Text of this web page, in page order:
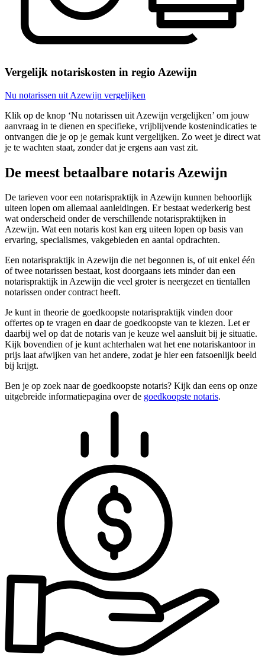
Vergelijk notariskosten in regio Azewijn
Nu notarissen uit Azewijn vergelijken
Klik op de knop ‘Nu notarissen uit Azewijn vergelijken’ om jouw
aanvraag in te dienen en specifieke, vrijblijvende kostenindicaties te
ontvangen die je op je gemak kunt vergelijken. Zo weet je direct wat
je te wachten staat, zonder dat je ergens aan vast zit.
De meest betaalbare notaris Azewijn
De tarieven voor een notarispraktijk in Azewijn kunnen behoorlijk
uiteen lopen om allemaal aanleidingen. Er bestaat wederkerig best
wat onderscheid onder de verschillende notarispraktijken in
Azewijn. Wat een notaris kost kan erg uiteen lopen op basis van
ervaring, specialismes, vakgebieden en aantal opdrachten.
Een notarispraktijk in Azewijn die net begonnen is, of uit enkel één
of twee notarissen bestaat, kost doorgaans iets minder dan een
notarispraktijk in Azewijn die veel groter is neergezet en tientallen
notarissen onder contract heeft.
Je kunt in theorie de goedkoopste notarispraktijk vinden door
offertes op te vragen en daar de goedkoopste van te kiezen. Let er
daarbij wel op dat de notaris van je keuze wel aansluit bij je situatie.
Kijk bovendien of je kunt achterhalen wat het ene notariskantoor in
prijs laat afwijken van het andere, zodat je hier een fatsoenlijk beeld
bij krijgt.
Ben je op zoek naar de goedkoopste notaris? Kijk dan eens op onze
uitgebreide informatiepagina over de goedkoopste notaris.